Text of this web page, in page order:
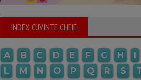
INDEX CUVINTE CHEIE
A B C D E F G H I
L
M N O P Q R S